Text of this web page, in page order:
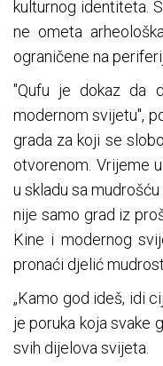
kulturnog identiteta.
ne ometa
ograničene na
"Qufu je dokaz da
modernom svijetu",
grada za koji se
otvorenom. Vrijeme
u skladu sa
nije samo grad iz
Kine i modernog
pronaći djelić
„Kamo god ideš, idi
je poruka koja svake
svih dijelova svijeta.